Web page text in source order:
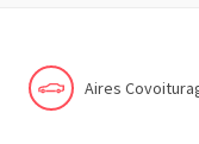
Aires